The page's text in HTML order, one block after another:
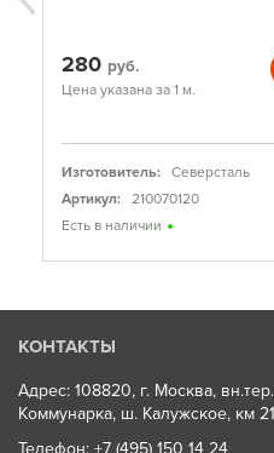
280 руб.
Цена указана за 1 м.
Изготовитель:
Северсталь
Артикул:
210070120
Есть в наличии
КОНТАКТЫ
Адрес: 108820, г. Москва,
Коммунарка, ш. Калужское, км
Телефон: +7 (495) 150 14 24